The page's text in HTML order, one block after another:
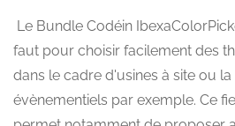
Le Bundle Codéin
faut pour choisir facilement des
dans le cadre d'usines à site ou
évènementiels par exemple. Ce